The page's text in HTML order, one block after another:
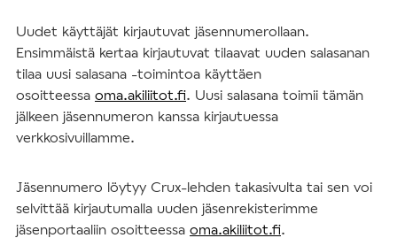
Uudet käyttäjät kirjautuvat jäsennumerollaan.
Ensimmäistä kertaa kirjautuvat tilaavat uuden salasanan
tilaa uusi salasana -toimintoa käyttäen
osoitteessa oma.akiliitot.fi. Uusi salasana toimii tämän
jälkeen jäsennumeron kanssa kirjautuessa
verkkosivuillamme.
Jäsennumero löytyy Crux-lehden takasivulta tai sen voi
selvittää kirjautumalla uuden jäsenrekisterimme
jäsenportaaliin osoitteessa oma.akiliitot.fi.